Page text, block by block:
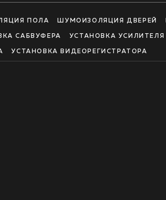
ПОЛА ШУМОИЗОЛЯЦИЯ ДВЕРЕЙ
САБВУФЕРА УСТАНОВКА УСИЛИТЕЛЯ
УСТАНОВКА ВИДЕОРЕГИСТРАТОРА